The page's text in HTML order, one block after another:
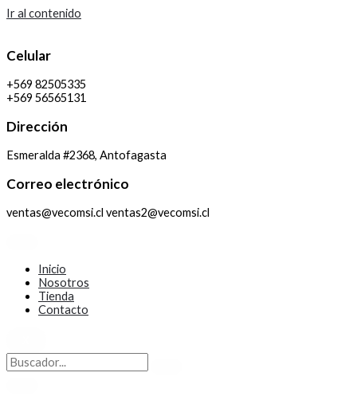
Ir al contenido
Celular
+569 82505335
+569 56565131
Dirección
Esmeralda #2368, Antofagasta
Correo electrónico
ventas@vecomsi.cl ventas2@vecomsi.cl
Inicio
Nosotros
Tienda
Contacto